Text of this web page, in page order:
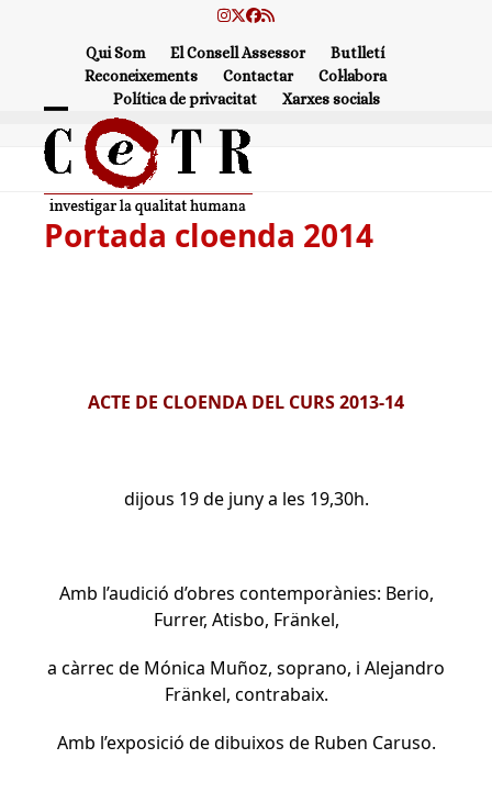
Instagram
Twitter
Facebook
RSS
Qui Som El Consell Assessor
Butlletí
Reconeixements
Contactar
Col·labora
Política de privacitat
Xarxes socials
Open
mobile
menu
Close
mobile
menu
Portada cloenda 2014
ACTE DE CLOENDA DEL CURS 2013-14
dijous 19 de juny a les 19,30h.
Amb l’audició d’obres contemporànies: Berio,
Furrer, Atisbo, Fränkel,
a càrrec de Mónica Muñoz, soprano, i Alejandro
Fränkel, contrabaix.
Amb l’exposició de dibuixos de Ruben Caruso.